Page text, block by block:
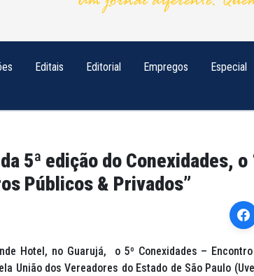
Editais Editorial Empregos Especial
5ª edição do Conexidades, o
Públicos & Privados”
Hotel, no Guarujá, o 5º Conexidades –
União dos Vereadores do Estado de São Paulo